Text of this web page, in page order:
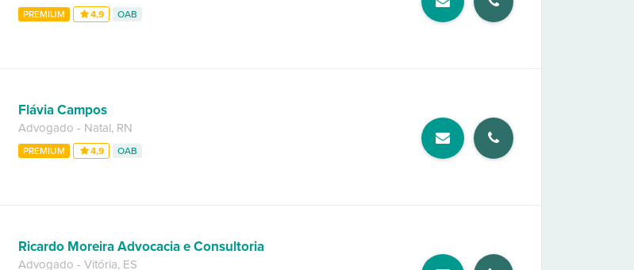
PREMIUM 4,9 OAB
Flávia Campos
Advogado - Natal, RN
PREMIUM 4,9 OAB
Ricardo Moreira Advocacia e Consultoria
Advogado - Vitória, ES